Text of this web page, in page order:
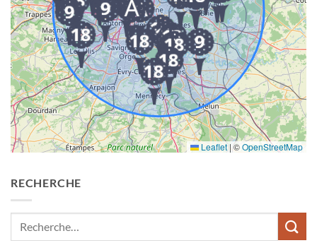
Leaflet | ©OpenStreetMap
RECHERCHE